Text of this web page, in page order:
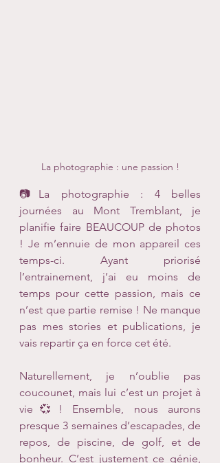
La photographie : une passion !
📷La photographie : 4 belles
journées au Mont Tremblant, je
planifie faire BEAUCOUP de photos
! Je m’ennuie de mon appareil ces
temps-ci. Ayant priorisé
l’entrainement, j’ai eu moins de
temps pour cette passion, mais ce
n’est que partie remise ! Ne manque
pas mes stories et publications, je
vais repartir ça en force cet été.
Naturellement, je n’oublie pas
coucounet, mais lui c’est un projet à
vie💞! Ensemble, nous aurons
presque 3 semaines d’escapades, de
repos, de piscine, de golf, et de
bonheur. C’est justement ce génie,